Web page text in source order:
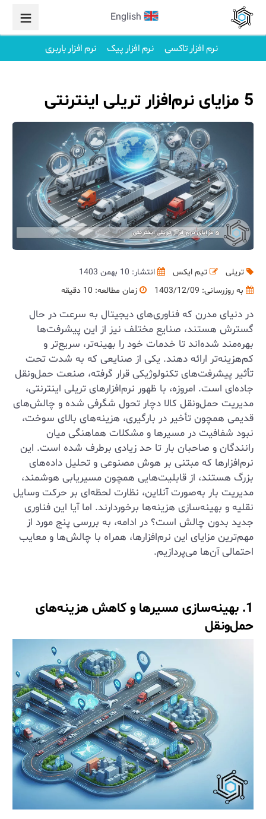
English
نرم افزار تاکسی نرم افزار پیک نرم افزار باربری
5 مزایای نرم‌افزار تریلی اینترنتی
تریلی تیم ایکس
انتشار: 10 بهمن 1403
به روزرسانی: 1403/12/09 زمان مطالعه: 10 دقیقه
در دنیای مدرن که فناوری‌های دیجیتال به سرعت در حال
گسترش هستند، صنایع مختلف نیز از این پیشرفت‌ها
بهره‌مند شده‌اند تا خدمات خود را بهینه‌تر، سریع‌تر و
کم‌هزینه‌تر ارائه دهند. یکی از صنایعی که به شدت تحت
تأثیر پیشرفت‌های تکنولوژیکی قرار گرفته، صنعت حمل‌ونقل
جاده‌ای است. امروزه، با ظهور نرم‌افزارهای تریلی اینترنتی،
مدیریت حمل‌ونقل کالا دچار تحول شگرفی شده و چالش‌های
قدیمی همچون تأخیر در بارگیری، هزینه‌های بالای سوخت،
نبود شفافیت در مسیرها و مشکلات هماهنگی میان
رانندگان و صاحبان بار تا حد زیادی برطرف شده است. این
نرم‌افزارها که مبتنی بر هوش مصنوعی و تحلیل داده‌های
بزرگ هستند، از قابلیت‌هایی همچون مسیریابی هوشمند،
مدیریت بار به‌صورت آنلاین، نظارت لحظه‌ای بر حرکت وسایل
نقلیه و بهینه‌سازی هزینه‌ها برخوردارند. اما آیا این فناوری
جدید بدون چالش است؟ در ادامه، به بررسی پنج مورد از
مهم‌ترین مزایای این نرم‌افزارها، همراه با چالش‌ها و معایب
احتمالی آن‌ها می‌پردازیم.
1. بهینه‌سازی مسیرها و کاهش هزینه‌های
حمل‌ونقل